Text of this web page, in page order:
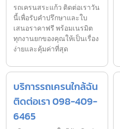
รถเครนสระแก้ว ติดต่อเราวัน
นี้เพื่อรับคำปรึกษาและใบ
เสนอราคาฟรี พร้อมเนรมิต
ทุกงานยกของคุณให้เป็นเรื่อง
ง่ายและคุ้มค่าที่สุด
บริการรถเครนใกล้ฉัน
ติดต่อเรา 098-409-
6465